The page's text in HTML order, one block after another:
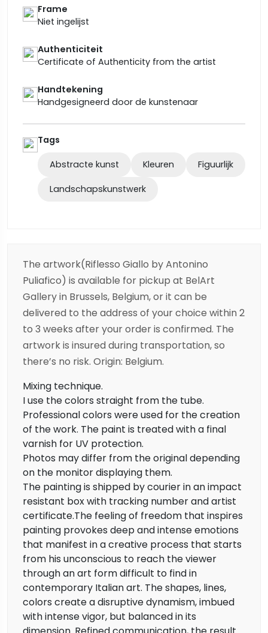
Frame
Niet ingelijst
Authenticiteit
Certificate of Authenticity from the artist
Handtekening
Handgesigneerd door de kunstenaar
Tags
Abstracte kunst Kleuren Figuurlijk
Landschapskunstwerk
The artwork(Riflesso Giallo by Antonino
Puliafico) is available for pickup at BelArt
Gallery in Brussels, Belgium, or it can be
delivered to the address of your choice within 2
to 3 weeks after your order is confirmed. The
artwork is insured during transportation, so
there’s no risk. Origin: Belgium.
Mixing technique.
I use the colors straight from the tube.
Professional colors were used for the creation
of the work. The paint is treated with a final
varnish for UV protection.
Photos may differ from the original depending
on the monitor displaying them.
The painting is shipped by courier in an impact
resistant box with tracking number and artist
certificate.The feeling of freedom that inspires
painting provokes deep and intense emotions
that manifest in a creative process that starts
from his unconscious to reach the viewer
through an art form difficult to find in
contemporary Italian art. The shapes, lines,
colors create a disruptive dynamism, imbued
with intense vigor, but balanced in its